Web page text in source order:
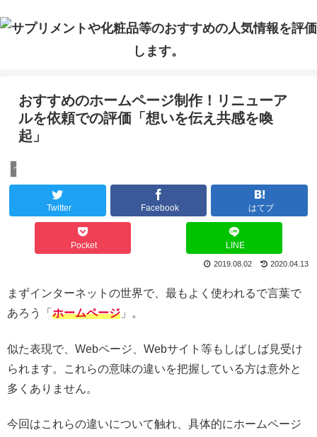
おすすめのホームページ制作！リニューア
ルを依頼での評価「想いを伝え共感を喚
起」
ウェブ
Twitter Facebook はてブ
Pocket LINE
2020.04.13
2019.08.02
まずインターネットの世界で、最もよく使われるで言葉で
あろう「 ホームページ 」。
似た表現で、Webページ、Webサイト等もしばしば見受け
られます。これらの意味の違いを把握している方は意外と
多くありません。
今回はこれらの違いについて触れ、具体的にホームページ